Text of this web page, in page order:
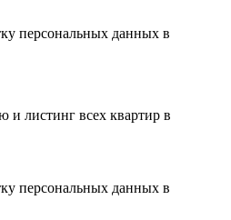
персональных данных в
и листинг всех квартир в
персональных данных в